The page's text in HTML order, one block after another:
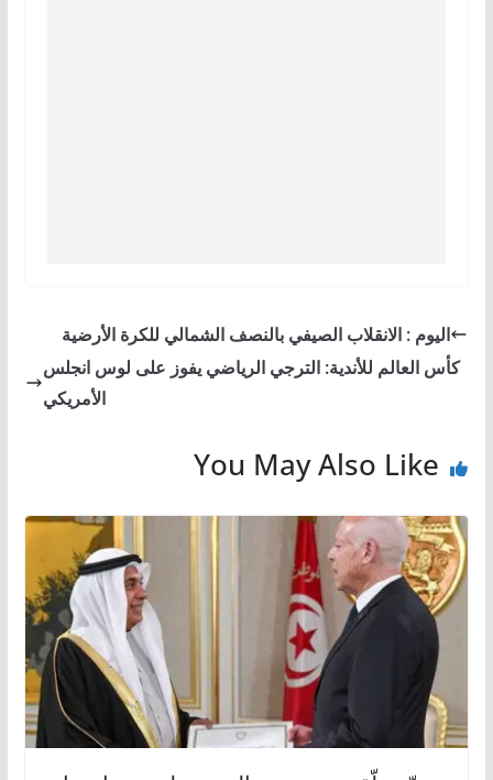
اليوم : الانقلاب الصيفي بالنصف الشمالي للكرة الأرضية
كأس العالم للأندية: الترجي الرياضي يفوز على لوس انجلس
الأمريكي
You May Also Like